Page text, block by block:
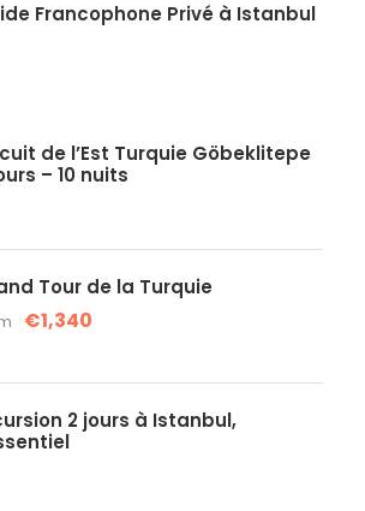
Francophone Privé à Istanbul
de l’Est Turquie Göbeklitepe
– 10 nuits
Tour de la Turquie
€1,340
2 jours à Istanbul,